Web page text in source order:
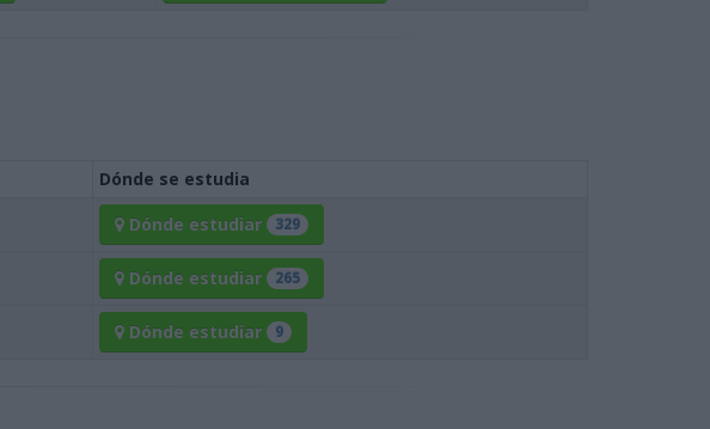
Dónde se estudia
Dónde estudiar 329
Dónde estudiar 265
Dónde estudiar 9